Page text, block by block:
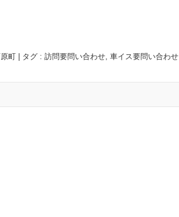
町 タグ : 訪問要問い合わせ, 車イス要問い合わせ